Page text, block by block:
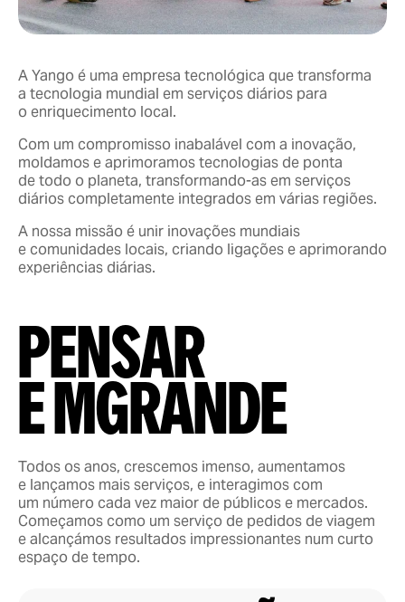
A Yango é uma empresa tecnológica que transforma
a tecnologia mundial em serviços diários para
o enriquecimento local.
Com um compromisso inabalável com a inovação,
moldamos e aprimoramos tecnologias de ponta
de todo o planeta, transformando-as em serviços
diários completamente integrados em várias regiões.
A nossa missão é unir inovações mundiais
e comunidades locais, criando ligações e aprimorando
experiências diárias.
Pensar
e mgrande
Todos os anos, crescemos imenso, aumentamos
e lançamos mais serviços, e interagimos com
um número cada vez maior de públicos e mercados.
Começamos como um serviço de pedidos de viagem
e alcançámos resultados impressionantes num curto
espaço de tempo.